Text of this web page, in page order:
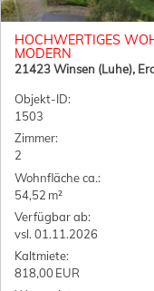
HOCHWERTIGES
MODERN
21423 Winsen (Luhe),
Objekt-ID:
1503
Zimmer:
2
Wohnfläche ca.:
54,52 m²
Verfügbar ab:
vsl. 01.11.2026
Kaltmiete:
818,00 EUR